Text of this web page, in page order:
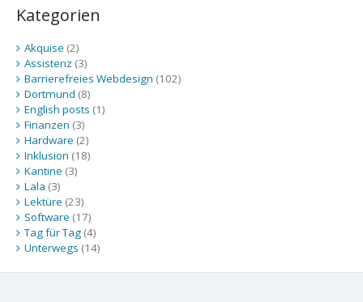
Kategorien
Akquise (2)
Assistenz (3)
Barrierefreies Webdesign (102)
Dortmund (8)
English posts (1)
Finanzen (3)
Hardware (2)
Inklusion (18)
Kantine (3)
Lala (3)
Lektüre (23)
Software (17)
Tag für Tag(4)
Unterwegs (14)